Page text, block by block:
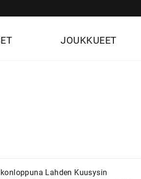
JOUKKUEET
Lahden Kuusysin